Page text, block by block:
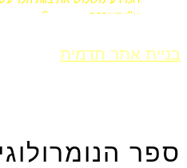
בניית אתר תדמית
ספר